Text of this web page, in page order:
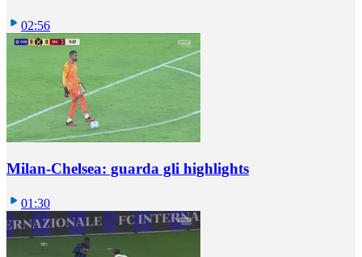
02:56
Milan-Chelsea: guarda gli highlights
01:30